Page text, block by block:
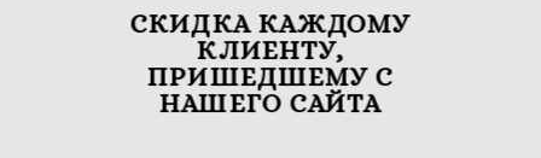
СКИДКА КАЖДОМУ
КЛИЕНТУ,
ПРИШЕДШЕМУ С
НАШЕГО САЙТА